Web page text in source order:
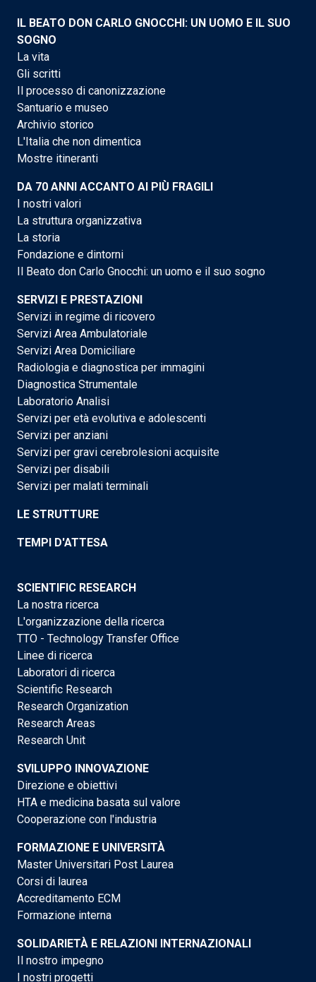
IL BEATO DON CARLO GNOCCHI: UN UOMO E IL SUO
SOGNO
La vita
Gli scritti
Il processo di canonizzazione
Santuario e museo
Archivio storico
L'Italia che non dimentica
Mostre itineranti
DA 70 ANNI ACCANTO AI PIÙ FRAGILI
I nostri valori
La struttura organizzativa
La storia
Fondazione e dintorni
Il Beato don Carlo Gnocchi: un uomo e il suo sogno
SERVIZI E PRESTAZIONI
Servizi in regime di ricovero
Servizi Area Ambulatoriale
Servizi Area Domiciliare
Radiologia e diagnostica per immagini
Diagnostica Strumentale
Laboratorio Analisi
Servizi per età evolutiva e adolescenti
Servizi per anziani
Servizi per gravi cerebrolesioni acquisite
Servizi per disabili
Servizi per malati terminali
LE STRUTTURE
TEMPI D'ATTESA
SCIENTIFIC RESEARCH
La nostra ricerca
L'organizzazione della ricerca
TTO - Technology Transfer Office
Linee di ricerca
Laboratori di ricerca
Scientific Research
Research Organization
Research Areas
Research Unit
SVILUPPO INNOVAZIONE
Direzione e obiettivi
HTA e medicina basata sul valore
Cooperazione con l'industria
FORMAZIONE E UNIVERSITÀ
Master Universitari Post Laurea
Corsi di laurea
Accreditamento ECM
Formazione interna
SOLIDARIETÀ E RELAZIONI INTERNAZIONALI
Il nostro impegno
I nostri progetti